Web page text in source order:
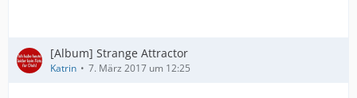
[Album] Strange Attractor
Katrin 7. März 2017 um 12:25